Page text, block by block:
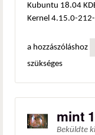
Kubuntu 18.04
Kernel 4.15.0-
a hozzászóláshoz
szükséges
mint
Beküldte